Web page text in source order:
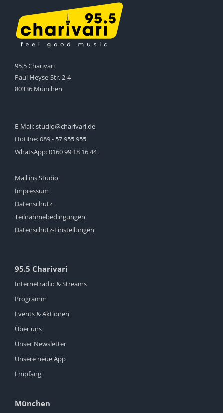
95.5 Charivari
Paul-Heyse-Str. 2-4
80336 München
E-Mail:studio@charivari.de
Hotline:089 - 57 955 955
WhatsApp:0160 99 18 16 44
Mail ins Studio
Impressum
Datenschutz
Teilnahmebedingungen
Datenschutz-Einstellungen
95.5 Charivari
Internetradio & Streams
Programm
Events & Aktionen
Über uns
Unser Newsletter
Unsere neue App
Empfang
München